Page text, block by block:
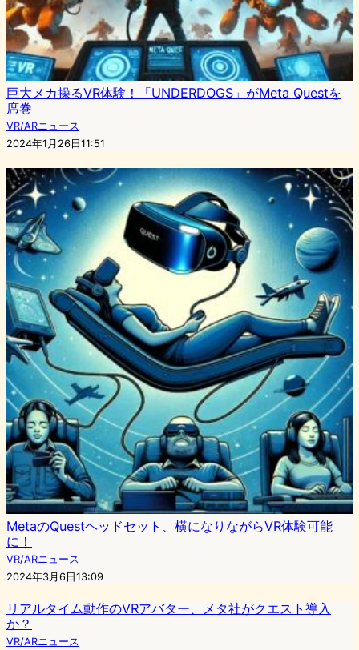
巨大メカ操るVR体験！「UNDERDOGS」がMeta Questを
席巻
VR/ARニュース
2024年1月26日11:51
MetaのQuestヘッドセット、横になりながらVR体験可能
に！
VR/ARニュース
2024年3月6日13:09
リアルタイム動作のVRアバター、メタ社がクエスト導入
か？
VR/ARニュース